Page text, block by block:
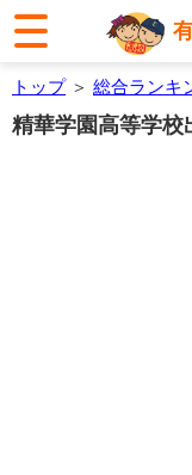
トップ＞ 総合ランキ
精華学園高等学校